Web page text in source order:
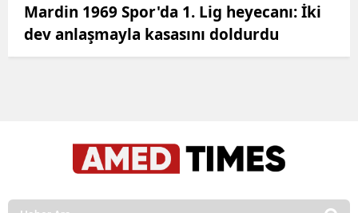
Mardin 1969 Spor'da 1. Lig heyecanı: İki
dev anlaşmayla kasasını doldurdu